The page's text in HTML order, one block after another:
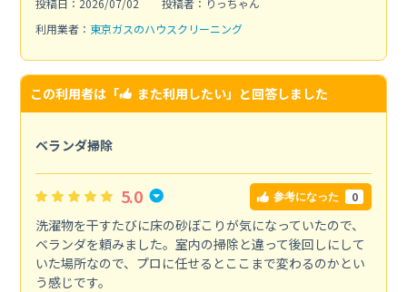
投稿日：2026/07/02
投稿者：りっちゃん
利用業者： 東京ガスのハウスクリーニング
この利用者は「 また利用したい」と回答しました
ベランダ掃除
5.0 参考になった 0
洗濯物を干すたびに床の砂ぼこりが気になっていたので、
ベランダを頼みました。室内の掃除と違って後回しにして
いた場所なので、プロに任せるとここまで変わるのかとい
う感じです。